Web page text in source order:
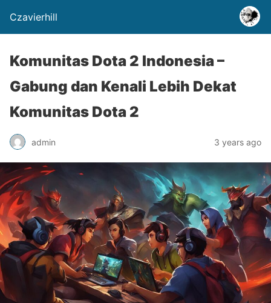
Czavierhill
Komunitas Dota 2 Indonesia –
Gabung dan Kenali Lebih Dekat
Komunitas Dota 2
admin 3 years ago